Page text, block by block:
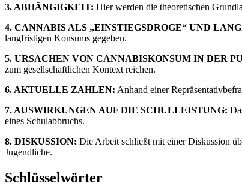
3. ABHÄNGIGKEIT: Hier werden die theoretischen
4. CANNABIS ALS „EINSTIEGSDROGE“ UND
langfristigen Konsums gegeben.
5. URSACHEN VON CANNABISKONSUM IN DER
zum gesellschaftlichen Kontext reichen.
6. AKTUELLE ZAHLEN: Anhand einer
7. AUSWIRKUNGEN AUF DIE SCHULLEISTUNG:
eines Schulabbruchs.
8. DISKUSSION: Die Arbeit schließt mit einer Diskussion
Jugendliche.
Schlüsselwörter